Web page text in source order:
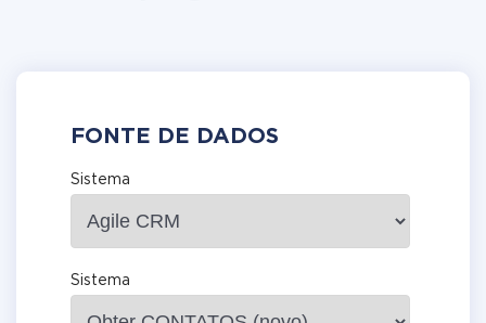
FONTE DE DADOS
Sistema
Sistema